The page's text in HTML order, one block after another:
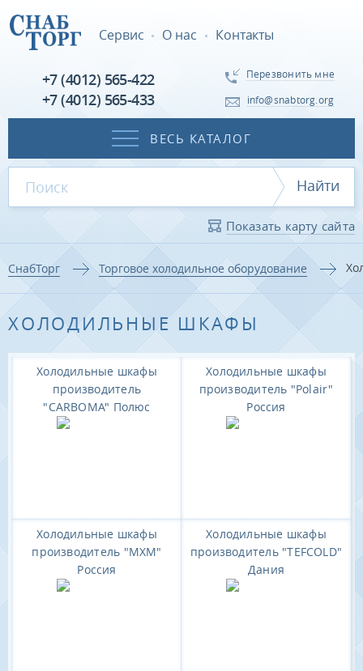
Сервис О нас Контакты
+7 (4012) 565-422
+7 (4012) 565-433
Перезвонить мне
info@snabtorg.org
ВЕСЬ КАТАЛОГ
Найти
Показать карту сайта
СнабТорг Торговое холодильное оборудование
ХОЛОДИЛЬНЫЕ ШКАФЫ
Холодильные шкафы
производитель
"CARBOMA" Полюс
Холодильные шкафы
производитель "Polair"
Россия
Холодильные шкафы
производитель "МХМ"
Россия
Холодильные шкафы
производитель "TEFCOLD"
Дания